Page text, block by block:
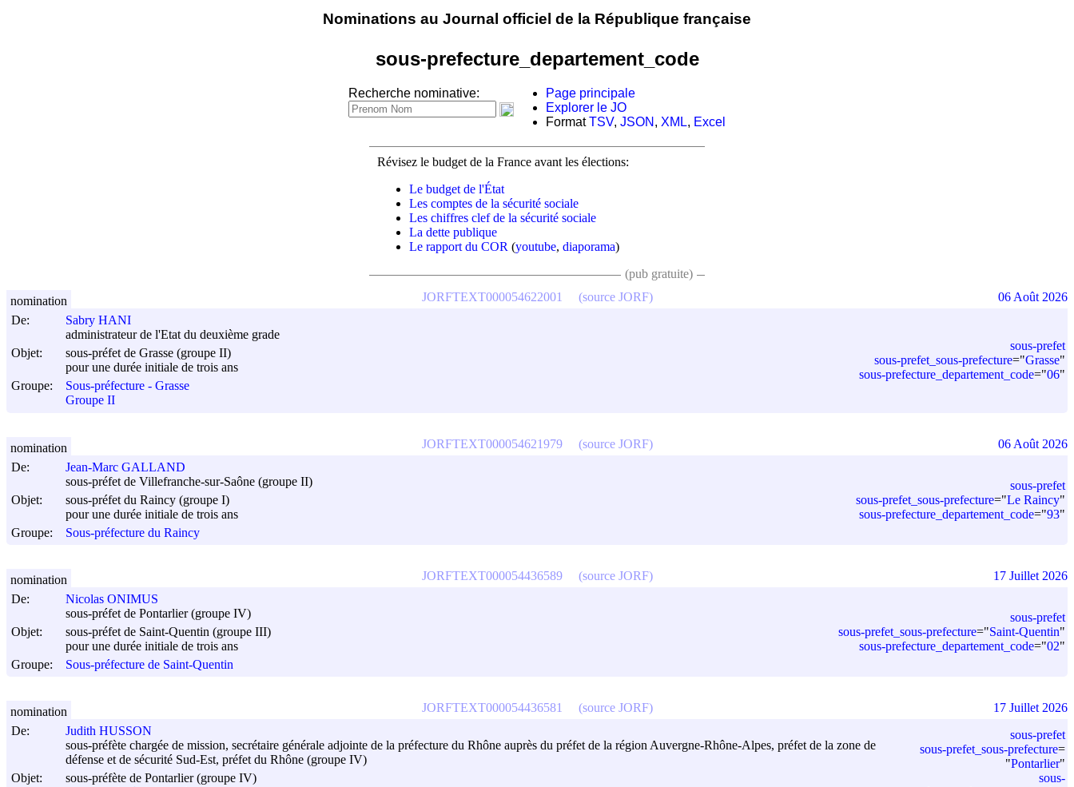
Nominations au Journal officiel de la République française
sous-prefecture_departement_code
Recherche nominative:
Page principale
Explorer le JO
FormatTSV, JSON , XML, Excel
Révisez le budget de la France avant les élections:
Le budget de l'État
Les comptes de la sécurité sociale
Les chiffres clef de la sécurité sociale
La dette publique
Le rapport du COR (youtube, diaporama)
(pub gratuite)
De:
Sabry HANI
administrateur de l'Etat du deuxième grade
Objet:
sous-préfet de Grasse (groupe II)
pour une durée initiale de trois ans
Groupe:
Sous-préfecture - Grasse
Groupe II
sous-prefet
sous-prefet_sous-prefecture="Grasse"
sous-prefecture_departement_code="06"
JORFTEXT000054622001 (source JORF)
nomination 06 Août 2026
De:
Jean-Marc GALLAND
sous-préfet de Villefranche-sur-Saône (groupe II)
Objet:
sous-préfet du Raincy (groupe I)
pour une durée initiale de trois ans
Groupe:
Sous-préfecture du Raincy
sous-prefet
sous-prefet_sous-prefecture="Le Raincy"
sous-prefecture_departement_code="93"
JORFTEXT000054621979 (source JORF)
nomination 06 Août 2026
De:
Nicolas ONIMUS
sous-préfet de Pontarlier (groupe IV)
Objet:
sous-préfet de Saint-Quentin (groupe III)
pour une durée initiale de trois ans
Groupe:
Sous-préfecture de Saint-Quentin
sous-prefet
sous-prefet_sous-prefecture="Saint-Quentin"
sous-prefecture_departement_code="02"
JORFTEXT000054436589 (source JORF)
nomination 17 Juillet 2026
De:
Judith HUSSON
sous-préfète chargée de mission, secrétaire générale adjointe de la préfecture du Rhône auprès du préfet de la région Auvergne-Rhône-Alpes, préfet de la zone de
défense et de sécurité Sud-Est, préfet du Rhône (groupe IV)
Objet:
sous-préfète de Pontarlier (groupe IV)
sous-prefet
sous-prefet_sous-prefecture=
"Pontarlier"
sous-
JORFTEXT000054436581 (source JORF)
nomination 17 Juillet 2026